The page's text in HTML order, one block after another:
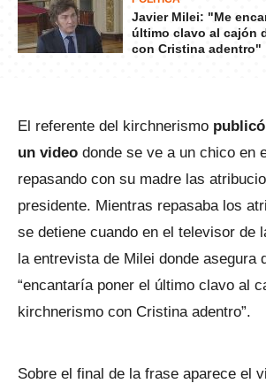
Javier Milei: "Me
último clavo al cajón
con Cristina adentro"
El referente del kirchnerismo
un video donde se ve a un chico en
repasando con su madre las
presidente. Mientras repasaba los
se detiene cuando en el televisor de
la entrevista de Milei donde asegura
“encantaría poner el último clavo al
kirchnerismo con Cristina adentro”.
Sobre el final de la frase aparece el